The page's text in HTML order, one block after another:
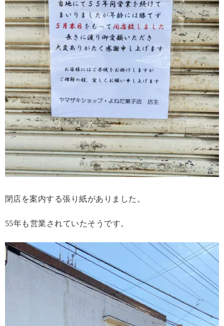
閉店を案内する張り紙がありました。
55年も営業されていたそうです。